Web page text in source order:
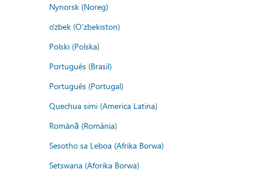
Nynorsk (Noreg)
o'zbek (O'zbekiston)
Polski (Polska)
Português (Brasil)
Português (Portugal)
Quechua simi (America Latina)
Română (România)
Sesotho sa Leboa (Afrika Borwa)
Setswana (Aforika Borwa)